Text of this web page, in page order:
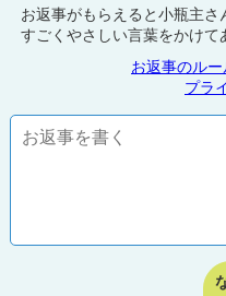
お返事がもらえると小瓶主
すごくやさしい言葉をかけて
お返事のル
プラ